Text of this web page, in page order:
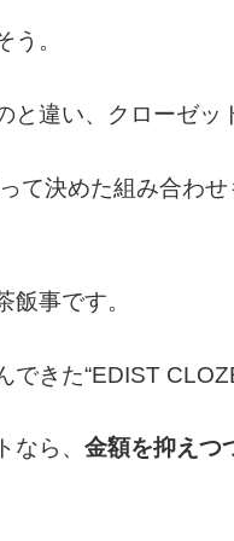
う。
と違い、クローゼッ
て決めた組み合わ
飯事です。
きた“EDIST
なら、 金額を抑えつ